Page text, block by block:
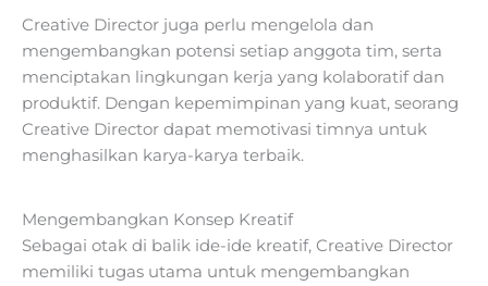
Creative Director juga perlu mengelola dan
mengembangkan potensi setiap anggota tim, serta
menciptakan lingkungan kerja yang kolaboratif dan
produktif. Dengan kepemimpinan yang kuat, seorang
Creative Director dapat memotivasi timnya untuk
menghasilkan karya-karya terbaik.
Mengembangkan Konsep Kreatif
Sebagai otak di balik ide-ide kreatif, Creative Director
memiliki tugas utama untuk mengembangkan